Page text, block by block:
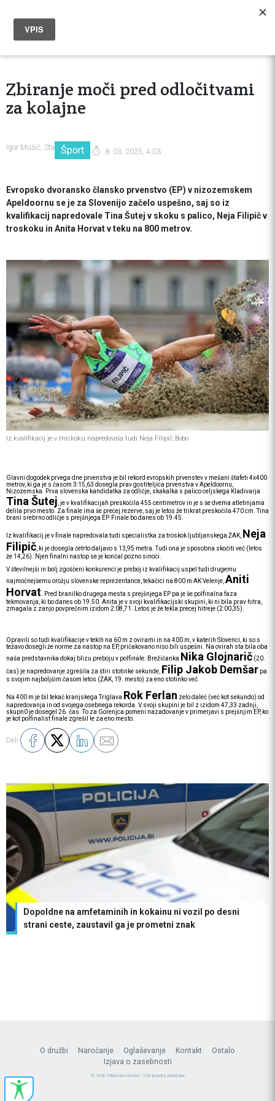
Zbiranje moči pred odločitvami
za kolajne
Igor Mušič, Sta Šport 8. 03. 2025, 4:03
Evropsko dvoransko člansko prvenstvo (EP) v nizozemskem
Apeldoornu se je za Slovenijo začelo uspešno, saj so iz
kvalifikacij napredovale Tina Šutej v skoku s palico, Neja Filipič v
troskoku in Anita Horvat v teku na 800 metrov.
Iz kvalifikacij je v troskoku napredovala tudi Neja Filipič.Bobo
Glavni dogodek prvega dne prvenstva je bil rekord evropskih prvenstev v mešani štafeti 4x400
metrov, ki ga je s časom 3:15,63 dosegla prav gostiteljica prvenstva v Apeldoornu,
Nizozemska. Prva slovenska kandidatka za odličje, skakalka s palico celjskega Kladivarja
Tina Šutej , je v kvalifikacijah preskočila 455 centimetrov in je s še dvema atletinjama
delila prvo mesto. Za finale ima še precej rezerve, saj je letos že trikrat preskočila 470 cm. Tina
brani srebrno odličje s prejšnjega EP. Finale bo danes ob 19.45.
Iz kvalifikacij je v finale napredovala tudi specialistka za troskok ljubljanskega ŽAK, Neja
Filipič , ki je dosegla četrto daljavo s 13,95 metra. Tudi ona je sposobna skočiti več (letos
že 14,26). Njen finalni nastop se je končal pozno sinoči.
V številnejši in bolj zgoščeni konkurenci je preboj iz kvalifikacij uspel tudi drugemu
najmočnejšemu orožju slovenske reprezentance, tekačici na 800 m AK Velenje, Aniti
Horvat . Pred branilko drugega mesta s prejšnjega EP pa je še polfinalna faza
tekmovanja, ki bo danes ob 19.50. Anita je v svoji kvalifikacijski skupini, ki ni bila prav hitra,
zmagala z zanjo povprečnim izidom 2:08,71. Letos je že tekla precej hitreje (2:00,35).
Opravili so tudi kvalifikacije v tekih na 60 m z ovirami in na 400 m, v katerih Slovenci, ki so s
težavo dosegli že norme za nastop na EP, pričakovano niso bili uspešni. Na ovirah sta bila oba
naša predstavnika dokaj blizu preboju v polfinale. Brežičanka Nika Glojnarič (20.
čas) je napredovanje zgrešila za štiri stotinke sekunde, Filip Jakob Demšar pa
s svojim najboljšim časom letos (ŽAK, 19. mesto) za eno stotinko več.
Na 400 m je bil tekač kranjskega Triglava Rok Ferlan zelo daleč (več kot sekundo) od
napredovanja in od svojega osebnega rekorda. V svoji skupini je bil z izidom 47,33 zadnji,
skupn0 je dosegel 26. čas. To za Gorenjca pomeni nazadovanje v primerjavi s prejšnjim EP, ko
je kot polfinalist finale zgrešil le za eno mesto.
Deli:
Dopoldne na amfetaminih in kokainu ni vozil po desni
strani ceste, zaustavil ga je prometni znak
O družbi Naročanje Oglaševanje Kontakt
Ostalo
Izjava o zasebnosti
© 2026 Primorske novice - Vse pravice pridržane